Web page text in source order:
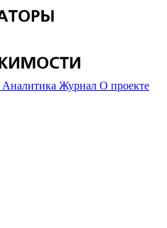
Аналитика Журнал О проекте